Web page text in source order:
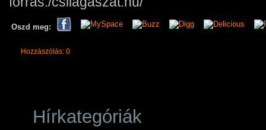
Oszd meg:
Hozzászólás: 0
Hírkategóriák